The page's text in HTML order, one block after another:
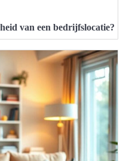
van een bedrijfslocatie?